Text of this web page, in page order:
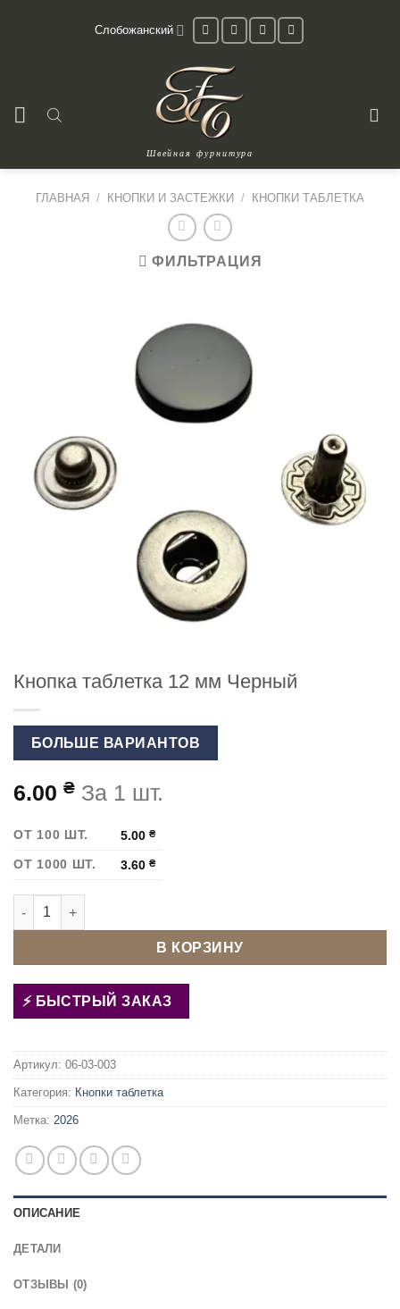
Слобожанский
Швейная фурнитура
ГЛАВНАЯ / КНОПКИ И ЗАСТЕЖКИ / КНОПКИ ТАБЛЕТКА
ФИЛЬТРАЦИЯ
Кнопка таблетка 12 мм Черный
БОЛЬШЕ ВАРИАНТОВ
6.00 ₴ За 1 шт.
ОТ 100 ШТ. 5.00₴
ОТ 1000 ШТ. 3.60₴
Количество товара Кнопка таблетка 12 мм Черный
В КОРЗИНУ
БЫСТРЫЙ ЗАКАЗ
Артикул: 06-03-003
Категория: Кнопки таблетка
Метка: 2026
ОПИСАНИЕ
ДЕТАЛИ
ОТЗЫВЫ (0)